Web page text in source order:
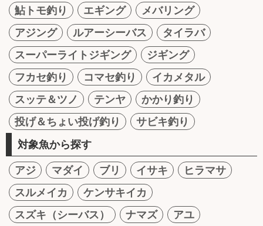
鮎トモ釣り
エギング
メバリング
アジング
ルアーシーバス
タイラバ
スーパーライトジギング
ジギング
フカセ釣り
コマセ釣り
イカメタル
スッテ＆ツノ
テンヤ
かかり釣り
投げ＆ちょい投げ釣り
サビキ釣り
対象魚から探す
アジ マダイ ブリ イサキ
ヒラマサ
スルメイカ
ケンサキイカ
スズキ（シーバス）
ナマズ
アユ